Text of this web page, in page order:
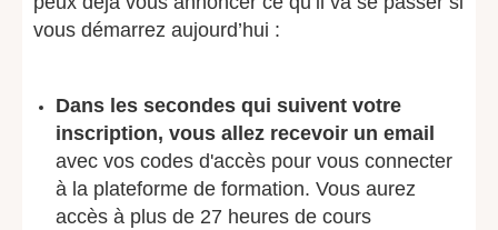
vous démarrez aujourd’hui :
Dans les secondes qui suivent votre
inscription, vous allez recevoir un email
avec vos codes d'accès pour vous connecter
à la plateforme de formation. Vous aurez
accès à plus de 27 heures de cours